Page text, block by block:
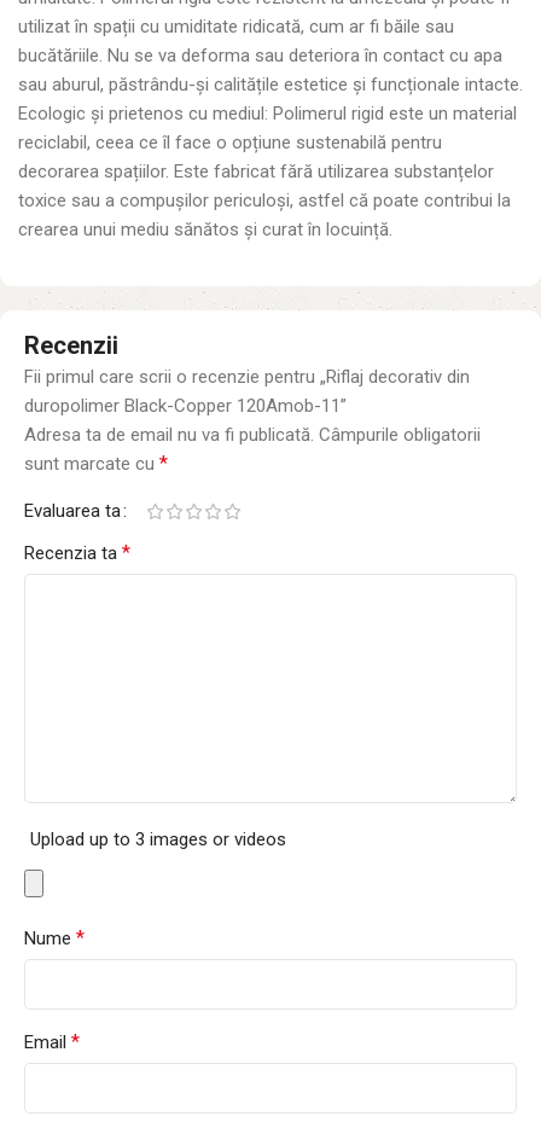
utilizat în spații cu umiditate ridicată, cum ar fi băile sau
bucătăriile. Nu se va deforma sau deteriora în contact cu apa
sau aburul, păstrându-și calitățile estetice și funcționale intacte.
Ecologic și prietenos cu mediul: Polimerul rigid este un material
reciclabil, ceea ce îl face o opțiune sustenabilă pentru
decorarea spațiilor. Este fabricat fără utilizarea substanțelor
toxice sau a compușilor periculoși, astfel că poate contribui la
crearea unui mediu sănătos și curat în locuință.
Recenzii
Fii primul care scrii o recenzie pentru „Riflaj decorativ din
duropolimer Black-Copper 120Amob-11”
Adresa ta de email nu va fi publicată. Câmpurile obligatorii
sunt marcate cu *
Evaluarea ta
Recenzia ta *
Upload up to 3 images or videos
Nume *
Email *